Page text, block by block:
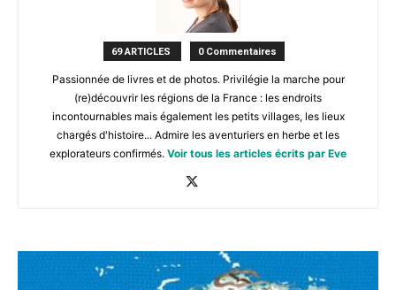
69 ARTICLES 0 Commentaires
Passionnée de livres et de photos. Privilégie la marche pour
(re)découvrir les régions de la France : les endroits
incontournables mais également les petits villages, les lieux
chargés d'histoire... Admire les aventuriers en herbe et les
explorateurs confirmés. Voir tous les articles écrits par Eve